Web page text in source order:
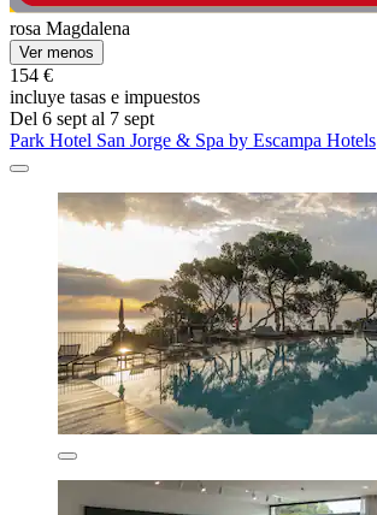
rosa Magdalena
Ver menos
154 €
incluye tasas e impuestos
Del 6 sept al 7 sept
Park Hotel San Jorge & Spa by Escampa Hotels